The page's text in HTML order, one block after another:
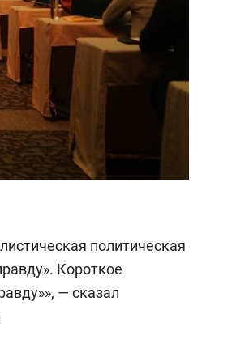
политическая
Короткое
— сказал